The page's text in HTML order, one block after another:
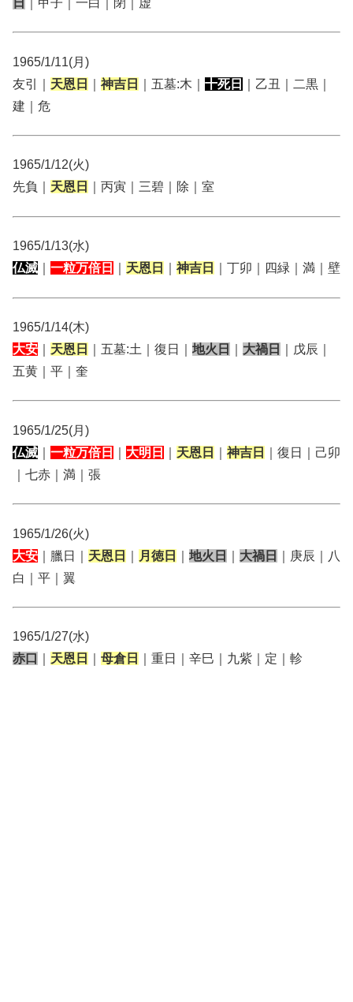
1965/1/11(月)
友引｜ 天恩日 神吉日 ｜五墓:木｜ 十死日
｜乙丑｜二黒｜
建｜危
1965/1/12(火)
先負｜ 天恩日 ｜丙寅｜三碧｜除｜室
1965/1/13(水)
仏滅
一粒万倍日 天恩日 神吉日 ｜丁卯｜四緑｜満｜壁
1965/1/14(木)
大安
天恩日 ｜五墓:土｜復日｜ 地火日 大禍日
｜戊辰｜
五黄｜平｜奎
1965/1/25(月)
仏滅
一粒万倍日 大明日 天恩日 神吉日
｜復日｜己卯
｜七赤｜満｜張
1965/1/26(火)
大安 ｜臘日｜ 天恩日 月徳日 地火日 大禍日
｜庚辰｜八
白｜平｜翼
1965/1/27(水)
赤口
天恩日 母倉日 ｜重日｜辛巳｜九紫｜定｜軫